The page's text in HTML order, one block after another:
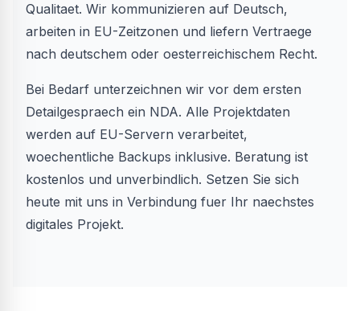
Qualitaet. Wir kommunizieren auf Deutsch,
arbeiten in EU-Zeitzonen und liefern Vertraege
nach deutschem oder oesterreichischem Recht.
Bei Bedarf unterzeichnen wir vor dem ersten
Detailgespraech ein NDA. Alle Projektdaten
werden auf EU-Servern verarbeitet,
woechentliche Backups inklusive. Beratung ist
kostenlos und unverbindlich. Setzen Sie sich
heute mit uns in Verbindung fuer Ihr naechstes
digitales Projekt.